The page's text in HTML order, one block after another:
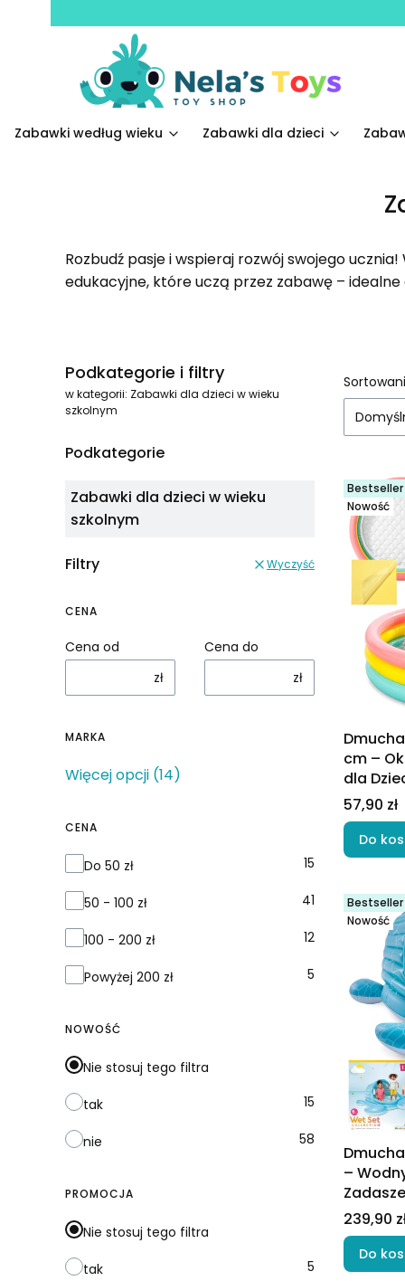
Zabawki według wieku Zabawki dla dzieci
Rozbudź pasje i wspieraj rozwój swojego
edukacyjne, które uczą przez zabawę – idealne
Podkategorie i filtry
w kategorii: Zabawki dla dzieci w wieku
szkolnym
Podkategorie
Zabawki dla dzieci w wieku
szkolnym
Filtry Wyczyść
CENA
Cena od
zł
Cena do
zł
MARKA
Marka
Więcej opcji (14)
CENA
Cena
Do 50 zł 15
50 - 100 zł 41
100 - 200 zł 12
Powyżej 200 zł 5
NOWOŚĆ
Nie stosuj tego filtra
tak 15
nie 58
PROMOCJA
Nie stosuj tego filtra
tak 5
Lista
Bestseller
Nowość
cm –
dla
Cena
57,90 zł
Do
Bestseller
Nowość
–
Cena
239,90
Do